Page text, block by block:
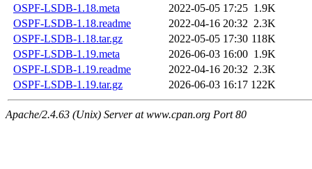
OSPF-LSDB-1.18.meta
2022-05-05 17:25 1.9K
OSPF-LSDB-1.18.readme
2022-04-16 20:32 2.3K
OSPF-LSDB-1.18.tar.gz
2022-05-05 17:30 118K
OSPF-LSDB-1.19.meta
2026-06-03 16:00 1.9K
OSPF-LSDB-1.19.readme
2022-04-16 20:32 2.3K
OSPF-LSDB-1.19.tar.gz
2026-06-03 16:17 122K
Apache/2.4.63 (Unix) Server at www.cpan.org Port 80